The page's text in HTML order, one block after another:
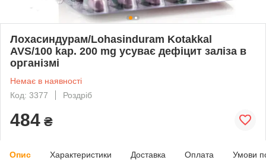
Лохасиндурам/Lohasinduram Kotakkal
AVS/100 kap. 200 mg усуває дефіцит заліза в
організмі
Немає в наявності
Код: 3377
Роздріб
484 ₴
Опис Характеристики Доставка Оплата Умови